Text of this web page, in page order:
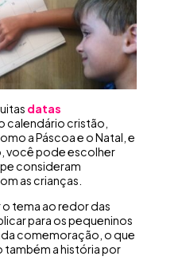
datas
calendário cristão,
a Páscoa e o Natal, e
você pode escolher
consideram
as crianças.
tema ao redor das
para os pequeninos
comemoração, o que
também a história por